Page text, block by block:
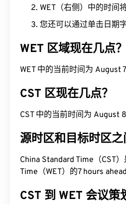
WET（右侧）中的时间
您还可以通过单击日期
WET 区域现在几点？
WET 中的当前时间为 August
CST 区现在几点？
CST 中的当前时间为 August
源时区和目标时区之
China Standard Time（CST
Time（WET）的7 hours ahead
CST 到 WET 会议策